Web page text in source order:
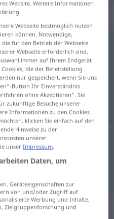
Adjektiv gebraucht
anklicken/antippen)
Wind
Website. Weitere Informationen
Webseite bestmöglich nutzen
können. Notwendige,
für den Betrieb der Webseite
Webseite erforderlich sind,
immer auf Ihrem Endgerät
die der Bereitstellung
nur gespeichert, wenn Sie uns
Button Ihr Einverständnis
ohne Akzeptieren“. Sie
zukünftige Besuche unserer
Informationen zu den Cookies
klicken Sie einfach auf den
Hinweise zu der
unserer
unserImpressum.
Daten, um
Geräteeigenschaften zur
von und/oder Zugriff auf
Werbung und Inhalte,
Zielgruppenforschung und